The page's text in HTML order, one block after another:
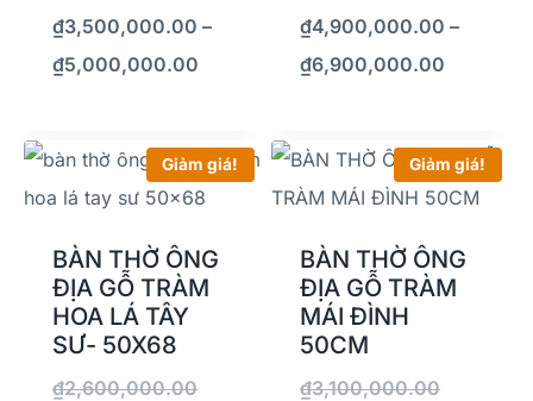
₫3,500,000.00 –
₫5,000,000.00
₫4,900,000.00 –
₫6,900,000.00
Giảm giá!
BÀN THỜ ÔNG
ĐỊA GỖ TRÀM
HOA LÁ TÂY
SƯ- 50X68
₫2,600,000.00
Giảm giá!
BÀN THỜ ÔNG
ĐỊA GỖ TRÀM
MÁI ĐÌNH
50CM
₫3,100,000.00